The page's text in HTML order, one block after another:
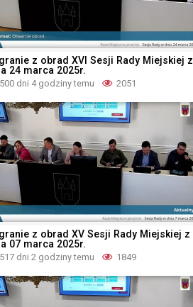
z obrad XVI Sesji Rady Miejskiej z
24 marca 2025r.
500 dni 4 godziny temu 2051
z obrad XV Sesji Rady Miejskiej z
07 marca 2025r.
517 dni 2 godziny temu 1849